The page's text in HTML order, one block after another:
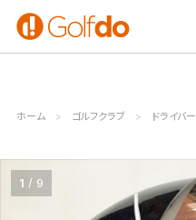
ゴルフ
クラブ
ゴルフ用品
ホーム ゴルフクラブ ドライバー
1 9